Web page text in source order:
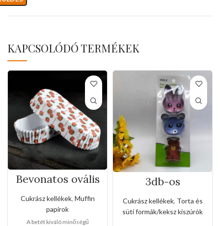
KAPCSOLÓDÓ TERMÉKEK
Bevonatos ovális
tortabetétek
muffinokhoz(50d
b-os)
Cukrász kellékek, Muffin
papírok
A betét kiváló minőségű
3db-os
kiszúró készlet
nyuszi és maci
alakkal
Cukrász kellékek, Torta és
süti formák/keksz kiszúrók